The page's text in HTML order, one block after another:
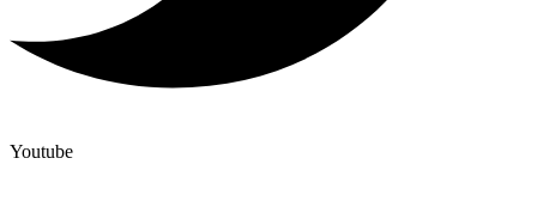
Youtube